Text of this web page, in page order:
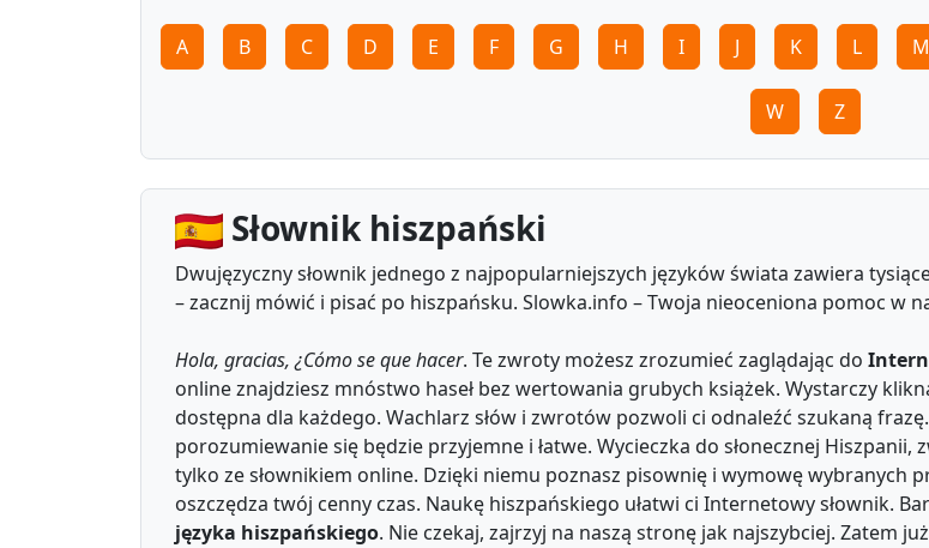
A B C D E F G H I J K L M
W Z
Słownik hiszpański
Dwujęzyczny słownik jednego z najpopularniejszych języków świata zawiera
– zacznij mówić i pisać po hiszpańsku. Slowka.info – Twoja nieoceniona pomoc w
Hola, gracias, ¿Cómo se que hacer. Te zwroty możesz zrozumieć zaglądając do
online znajdziesz mnóstwo haseł bez wertowania grubych książek. Wystarczy
dostępna dla każdego. Wachlarz słów i zwrotów pozwoli ci odnaleźć szukaną
porozumiewanie się będzie przyjemne i łatwe. Wycieczka do słonecznej
tylko ze słownikiem online. Dzięki niemu poznasz pisownię i wymowę wybranych
oszczędza twój cenny czas. Naukę hiszpańskiego ułatwi ci Internetowy słownik.
języka hiszpańskiego. Nie czekaj, zajrzyj na naszą stronę jak najszybciej. Zatem